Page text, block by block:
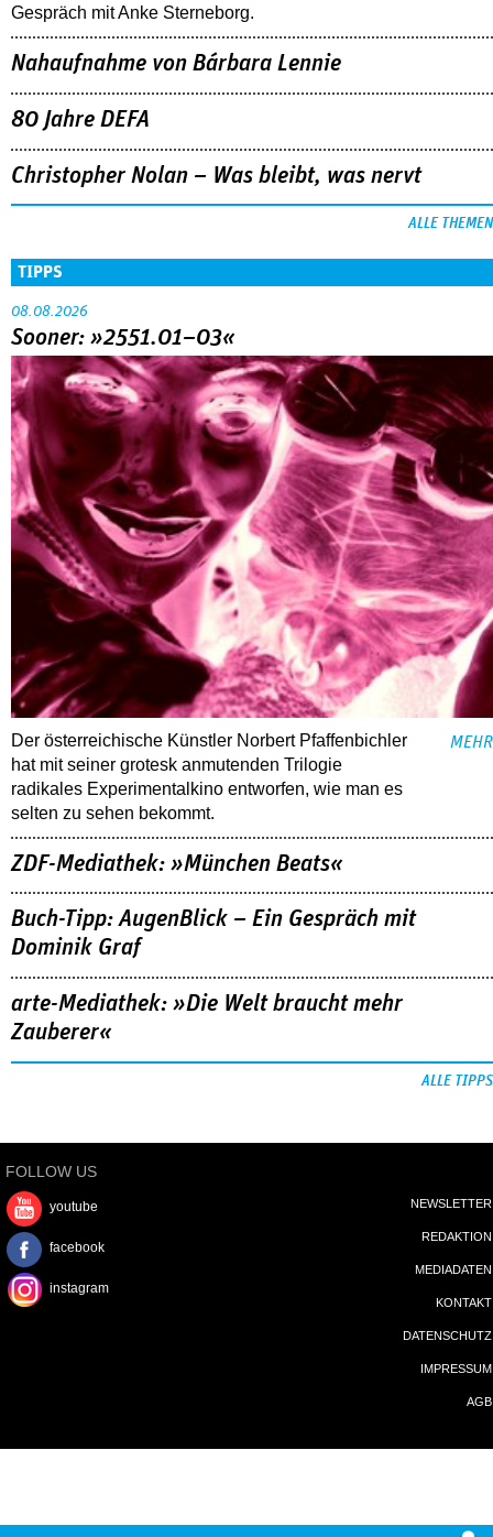
Gespräch mit Anke Sterneborg.
Nahaufnahme von Bárbara Lennie
80 Jahre DEFA
Christopher Nolan – Was bleibt, was nervt
ALLE THEMEN
TIPPS
08.08.2026
Sooner: »2551.01–03«
Der österreichische Künstler Norbert Pfaffenbichler
hat mit seiner grotesk anmutenden Trilogie
radikales Experimentalkino entworfen, wie man es
selten zu sehen bekommt.
MEHR
ZDF-Mediathek: »München Beats«
Buch-Tipp: AugenBlick – Ein Gespräch mit
Dominik Graf
arte-Mediathek: »Die Welt braucht mehr
Zauberer«
ALLE TIPPS
FOLLOW US
youtube
facebook
instagram
NEWSLETTER
REDAKTION
MEDIADATEN
KONTAKT
DATENSCHUTZ
IMPRESSUM
AGB